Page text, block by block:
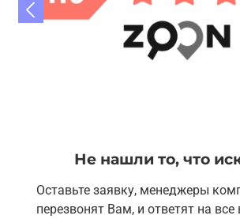
Не нашли то, что
Оставьте заявку, менеджеры
перезвонят Вам, и ответят на